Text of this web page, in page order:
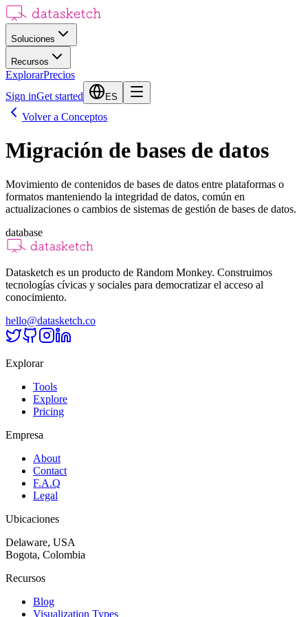
Soluciones
Recursos
ExplorarPrecios
Sign inGet started ES
Volver a Conceptos
Migración de bases de datos
Movimiento de contenidos de bases de datos entre plataformas o
formatos manteniendo la integridad de datos, común en
actualizaciones o cambios de sistemas de gestión de bases de datos.
database
Datasketch es un producto de Random Monkey. Construimos
tecnologías cívicas y sociales para democratizar el acceso al
conocimiento.
hello@datasketch.co
Explorar
Tools
Explore
Pricing
Empresa
About
Contact
F.A.Q
Legal
Ubicaciones
Delaware, USA
Bogota, Colombia
Recursos
Blog
Visualization Types